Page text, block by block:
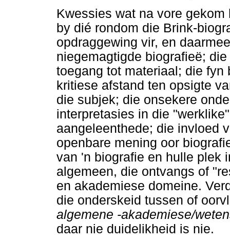
Kwessies wat na vore
by dié rondom die Brink-
opdraggewing vir, en
niegemagtigde biografieë;
toegang tot materiaal; die
kritiese afstand ten opsigte
die subjek; die onsekere
interpretasies in die
aangeleenthede; die invloed
openbare mening oor
van 'n biografie en hulle plek
algemeen, die ontvangs of
en akademiese domeine.
die onderskeid tussen of
algemene -akademiese/
daar nie duidelikheid is nie.